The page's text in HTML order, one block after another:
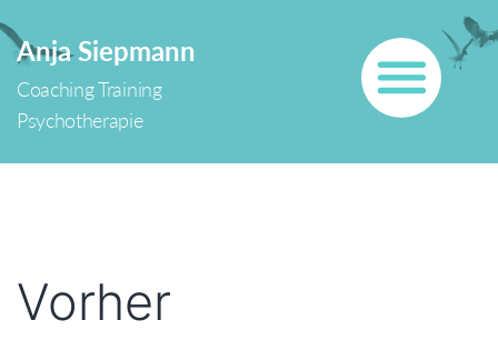
Zum
Inhalt
springen
Anja Siepmann
Coaching Training
Psychotherapie
Vorher